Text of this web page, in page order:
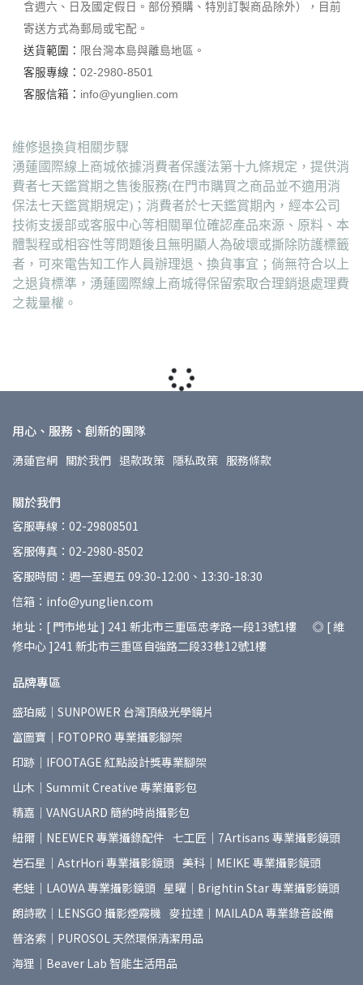
含週六、日及國定假日。部份預購、特別訂製商品除外），目前
寄送方式為郵局或宅配。
送貨範圍： 限台灣本島與離島地區。
客服專線： 02-2980-8501
客服信箱： info@yunglien.com
維修退換貨相關步驟
湧蓮國際線上商城依據消費者保護法第十九條規定，提供消
費者七天鑑賞期之售後服務(在門市購買之商品並不適用消
保法七天鑑賞期規定)；消費者於七天鑑賞期內，經本公司
技術支援部或客服中心等相關單位確認產品來源、原料、本
體製程或相容性等問題後且無明顯人為破壞或撕除防護標籤
者，可來電告知工作人員辦理退、換貨事宜；倘無符合以上
之退貨標準，湧蓮國際線上商城得保留索取合理銷退處理費
之裁量權。
用心、服務、創新的團隊
湧蓮官網 關於我們 退款政策 隱私政策 服務條款
關於我們
客服專線：02-29808501
客服傳真：02-2980-8502
客服時間：週一至週五 09:30-12:00、13:30-18:30
信箱：info@yunglien.com
地址：[ 門市地址 ] 241 新北市三重區忠孝路一段13號1樓 ◎ [ 維
修中心 ]241 新北市三重區自強路二段33巷12號1樓
品牌專區
盛珀威｜SUNPOWER 台灣頂級光學鏡片
富圖寶｜FOTOPRO 專業攝影腳架
印跡｜IFOOTAGE 紅點設計獎專業腳架
山木｜Summit Creative 專業攝影包
精嘉｜VANGUARD 簡約時尚攝影包
紐爾｜NEEWER 專業攝錄配件 七工匠｜7Artisans 專業攝影鏡頭
岩石星｜AstrHori 專業攝影鏡頭 美科｜MEIKE 專業攝影鏡頭
老蛙｜LAOWA 專業攝影鏡頭 星曜｜Brightin Star 專業攝影鏡頭
朗詩歌｜LENSGO 攝影煙霧機 麥拉達｜MAILADA 專業錄音設備
普洛索｜PUROSOL 天然環保清潔用品
海狸｜Beaver Lab 智能生活用品